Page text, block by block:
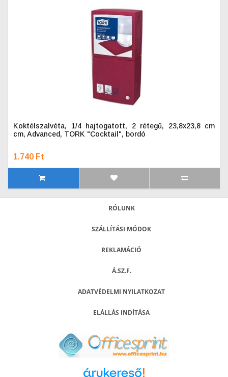
Koktélszalvéta, 1/4 hajtogatott, 2 rétegű, 23,8x23,8 cm
cm, Advanced, TORK "Cocktail", bordó
1.740 Ft
RÓLUNK
SZÁLLÍTÁSI MÓDOK
REKLAMÁCIÓ
Á.SZ.F.
ADATVÉDELMI NYILATKOZAT
ELÁLLÁS INDÍTÁSA